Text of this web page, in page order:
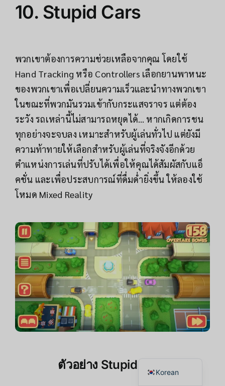
10. Stupid Cars
พวกเขาต้องการความช่วยเหลือจากคุณ โดยใช้
Hand Tracking หรือ Controllers เลือกยานพาหนะ
ของพวกเขาเพื่อเปลี่ยนความเร็วและนำทางพวกเขา
ในขณะที่พวกมันรวมเข้ากับกระแสจราจร แต่ต้อง
ระวัง รถเหล่านี้ไม่สามารถหยุดได้… หากเกิดการชน
ทุกอย่างจะจบลง เหมาะสำหรับผู้เล่นทั่วไป แต่ยังมี
ความท้าทายให้เลือกสำหรับผู้เล่นที่จริงจังอีกด้วย
ตำแหน่งการเล่นที่ปรับได้เพื่อให้คุณได้สัมผัสกับแอ็
คชั่น และเพื่อประสบการณ์ที่ดื่มด่ำยิ่งขึ้น ให้ลองใช้
โหมด Mixed Reality
ตัวอย่าง Stupid CarsKorean
Chinese
Japanese